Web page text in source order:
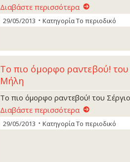
Διαβάστε περισσότερα
29/05/2013 ΚατηγορίαΤο περιοδικό
Το πιο όµορφο ραντεβού! του
Μήλη
Το πιο όµορφο ραντεβού! του
Διαβάστε περισσότερα
29/05/2013 ΚατηγορίαΤο περιοδικό